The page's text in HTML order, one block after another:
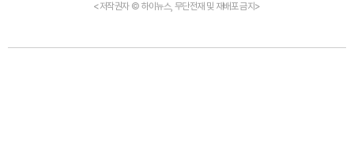
<저작권자 © 하이뉴스, 무단전재 및 재배포 금지>